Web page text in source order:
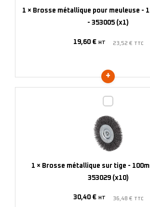
-
1 × Brosse métallique pour meuleuse -
- 353005 (x1)
19,60 € HT 23,52 € TTC
sur
tige
-
-
1 × Brosse métallique sur tige -
353029 (x10)
30,40 € HT 36,48 € TTC